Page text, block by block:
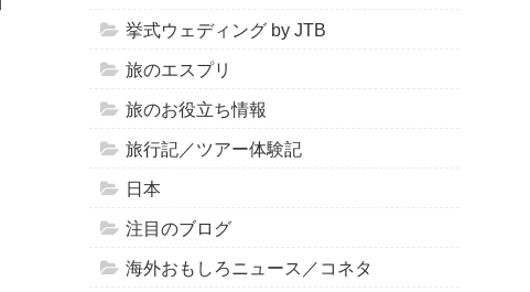
挙式ウェディング by JTB
旅のエスプリ
旅のお役立ち情報
旅行記／ツアー体験記
日本
注目のブログ
海外おもしろニュース／コネタ